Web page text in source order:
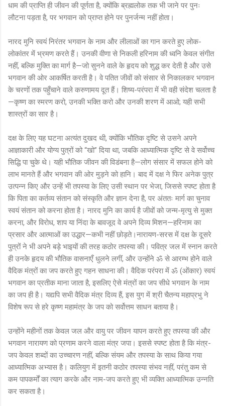
धाम की प्राप्ति ही जीवन की पूर्णता है, क्योंकि ब्रह्मलोक तक भी जाने पर पुनः
लौटना पड़ता है, पर भगवान को प्राप्त होने पर पुनर्जन्म नहीं होता।
नारद मुनि स्वयं निरंतर भगवान के नाम और लीलाओं का गान करते हुए लोक-
लोकांतर में भ्रमण करते हैं। उनकी वीणा से निकली हरिनाम की ध्वनि केवल संगीत
नहीं, बल्कि मुक्ति का मार्ग है—जो सुनने वाले के हृदय को शुद्ध कर देती है और उसे
भगवान की ओर आकर्षित करती है। वे पतित जीवों को संसार से निकालकर भगवान
के चरणों तक पहुँचाने वाले करुणामय दूत हैं। शिष्य-परंपरा में भी वही संदेश चलता है
—कृष्ण का स्मरण करो, उनकी भक्ति करो और उनकी शरण में आओ; यही सभी
शास्त्रों का सार है।
दक्ष के लिए यह घटना अत्यंत दुखद थी, क्योंकि भौतिक दृष्टि से उसने अपने
आज्ञाकारी और योग्य पुत्रों को “खो” दिया था, जबकि आध्यात्मिक दृष्टि से वे सर्वोच्च
सिद्धि पा चुके थे। यही भौतिक जीवन की विडंबना है—लोग संसार में सफल होने को
लाभ मानते हैं और भगवान की ओर मुड़ने को हानि। बाद में दक्ष ने फिर अनेक पुत्र
उत्पन्न किए और उन्हें भी तपस्या के लिए उसी स्थान पर भेजा, जिससे स्पष्ट होता है
कि पिता का कर्तव्य संतान को संस्कृति और ज्ञान देना है, पर अंततः मार्ग का चुनाव
स्वयं संतान को करना होता है। नारद मुनि का कार्य है जीवों को जन्म-मृत्यु से मुक्त
करना, और विरोध, शाप या निंदा के बावजूद वे अपने दिव्य मिशन—हरिनाम का
प्रसार और आत्माओं का उद्धार—कभी नहीं छोड़ते।नारायण-सरस में दक्ष के दूसरे
पुत्रों ने भी अपने बड़े भाइयों की तरह कठोर तपस्या की। पवित्र जल में स्नान करते
ही उनके हृदय की भौतिक वासनाएँ धुलने लगीं, और उन्होंने ॐ से आरम्भ होने वाले
वैदिक मंत्रों का जप करते हुए गहन साधना की। वैदिक परंपरा में ॐ (ओंकार) स्वयं
भगवान का प्रतीक माना जाता है, इसलिए ऐसे मंत्रों का जप सीधे भगवान के नाम
का जप ही है। यद्यपि सभी वैदिक मंत्र दिव्य हैं, इस युग में श्री चैतन्य महाप्रभु ने
विशेष रूप से हरे कृष्ण महामंत्र के जप को सर्वोत्तम साधन बताया है।
उन्होंने महीनों तक केवल जल और वायु पर जीवन यापन करते हुए तपस्या की और
भगवान नारायण को प्रणाम करने वाला मंत्र जपा। इससे स्पष्ट होता है कि मंत्र-
जप केवल शब्दों का उच्चारण नहीं, बल्कि संयम और तपस्या के साथ किया गया
आध्यात्मिक अभ्यास है। कलियुग में इतनी कठोर तपस्या संभव नहीं, परंतु कम से
कम पापकर्मों का त्याग करके और नाम-जप करते हुए भी व्यक्ति आध्यात्मिक उन्नति
कर सकता है।